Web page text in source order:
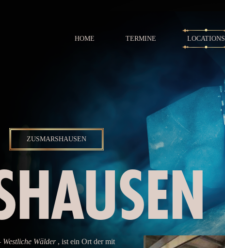
HOME TERMINE LOCATIONS
ZUSMARSHAUSEN
Westliche Wälder, ist ein Ort der mit